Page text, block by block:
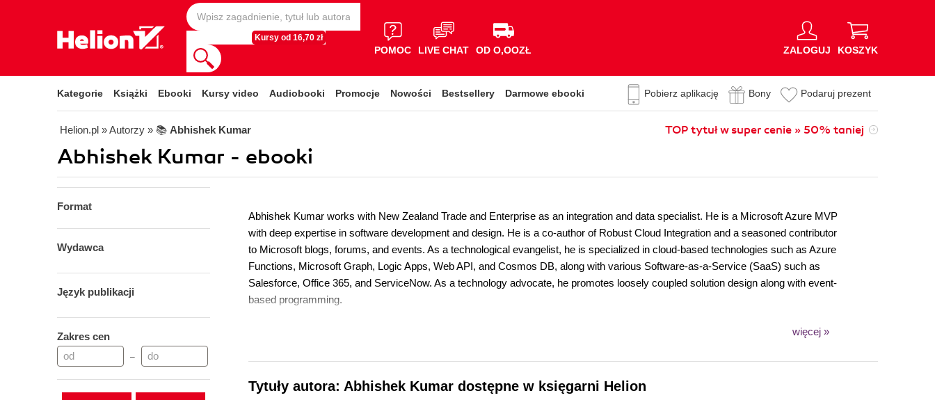
Kursy od 16,70 zł
POMOC LIVE CHAT OD O,OOZŁ ZALOGUJ KOSZYK
Kategorie Książki Ebooki Kursy video Audiobooki Promocje Nowości Bestsellery Darmowe ebooki Pobierz aplikację Bony Podaruj prezent
Helion.pl » Autorzy » 📚 Abhishek Kumar TOP tytuł w super cenie » 50% taniej
Abhishek Kumar - ebooki
Format
Wydawca
Język publikacji
Zakres cen
–
Abhishek Kumar works with New Zealand Trade and Enterprise as an integration and data specialist. He is a Microsoft Azure MVP
with deep expertise in software development and design. He is a co-author of Robust Cloud Integration and a seasoned contributor
to Microsoft blogs, forums, and events. As a technological evangelist, he is specialized in cloud-based technologies such as Azure
Functions, Microsoft Graph, Logic Apps, Web API, and Cosmos DB, along with various Software-as-a-Service (SaaS) such as
Salesforce, Office 365, and ServiceNow. As a technology advocate, he promotes loosely coupled solution design along with event-
based programming.
więcej »
Tytuły autora: Abhishek Kumar dostępne w księgarni Helion